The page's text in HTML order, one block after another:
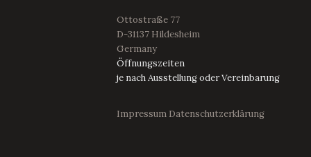
Ottostraße 77
D-31137 Hildesheim
Germany
Öffnungszeiten
je nach Ausstellung oder Vereinbarung
Impressum Datenschutzerklärung